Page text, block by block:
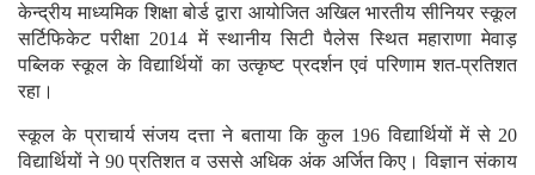
केन्द्रीय माध्यमिक शिक्षा बोर्ड द्वारा आयोजित अखिल भारतीय सीनियर स्कूल
सर्टिफिकेट परीक्षा 2014 में स्थानीय सिटी पैलेस स्थित महाराणा मेवाड़
पब्लिक स्कूल के विद्यार्थियों का उत्कृष्ट प्रदर्शन एवं परिणाम शत-प्रतिशत
रहा।
स्कूल के प्राचार्य संजय दत्ता ने बताया कि कुल 196 विद्यार्थियों में से 20
विद्यार्थियों ने 90 प्रतिशत व उससे अधिक अंक अर्जित किए। विज्ञान संकाय